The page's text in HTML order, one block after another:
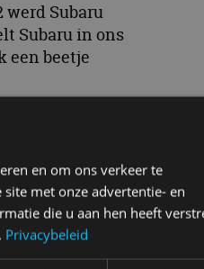
werd Subaru
Subaru in ons
een beetje
in het
slechts zes
van
en om ons verkeer te
met onze advertentie- en
die u aan hen heeft
Privacybeleid